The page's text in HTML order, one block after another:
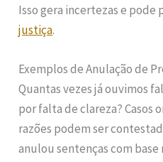
Isso gera incertezas e pode
justiça.
Exemplos de Anulação de
Quantas vezes já ouvimos
por falta de clareza? Casos
razões podem ser
anulou sentenças com